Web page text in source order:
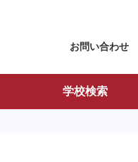
お問い合わせ
学校検索